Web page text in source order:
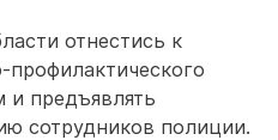
отнестись к
и предъявлять
сотрудников полиции.